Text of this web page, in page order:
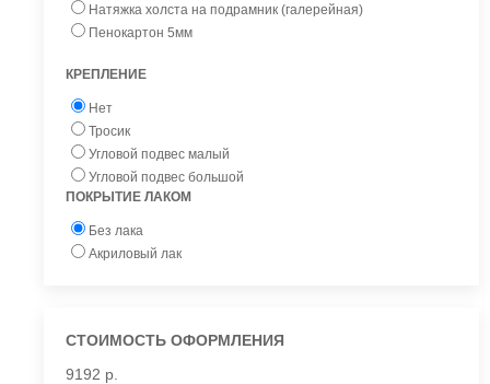
Натяжка холста на подрамник (галерейная)
Пенокартон 5мм
КРЕПЛЕНИЕ
Нет
Тросик
Угловой подвес малый
Угловой подвес большой
ПОКРЫТИЕ ЛАКОМ
Без лака
Акриловый лак
СТОИМОСТЬ ОФОРМЛЕНИЯ
9192 р.